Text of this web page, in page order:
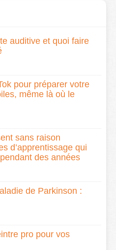
auditive et quoi faire
pour préparer votre
même là où le
sans raison
d’apprentissage qui
des années
de Parkinson :
pro pour vos